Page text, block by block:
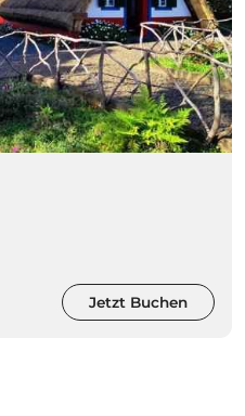
Jetzt Buchen